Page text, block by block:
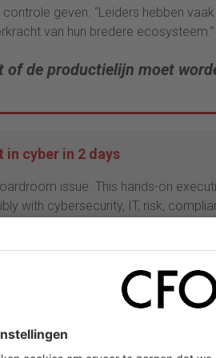
geven. “Leiders hebben
van hun bredere ecosysteem.”
of de productielijn moet
cyber in 2 days
issue. This hands-on
with cybersecurity, IT, risk,
and oversight, and lead effectively
Jaeger is duidelijk over waar